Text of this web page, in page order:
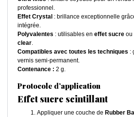
professionnel.
Effet Crystal : brillance exceptionnelle
intégrée.
Polyvalentes : utilisables en effet sucre ou
clear.
Compatibles avec toutes les techniques :
vernis semi-permanent.
Contenance : 2 g.
Protocole d’application
Effet sucre scintillant
Appliquer une couche de Rubber